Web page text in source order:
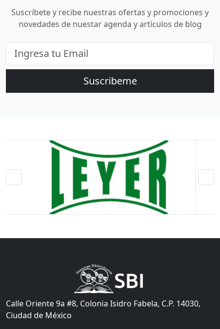
Suscríbete y recibe nuestras ofertas y promociones y
novedades de nuestar agenda y artículos de blog
Suscribeme
Calle Oriente 9a #8, Colonia Isidro Fabela, C.P. 14030,
Ciudad de México